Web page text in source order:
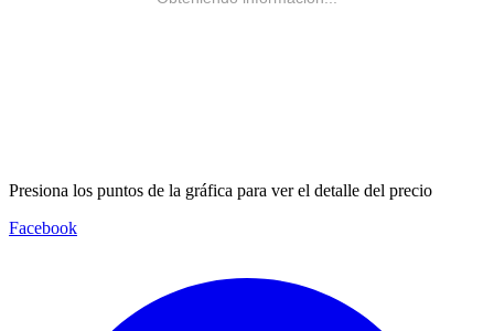
Presiona los puntos de la gráfica para ver el detalle del precio
Facebook